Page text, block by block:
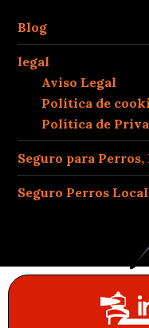
Blog
legal
Aviso Legal
Política de
Política de
Seguro para
Seguro Perros